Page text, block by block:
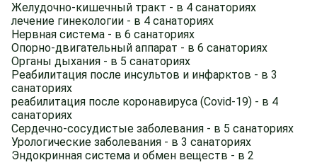
Желудочно-кишечный тракт - в 4 санаториях
лечение гинекологии - в 4 санаториях
Нервная система - в 6 санаториях
Опорно-двигательный аппарат - в 6 санаториях
Органы дыхания - в 5 санаториях
Реабилитация после инсультов и инфарктов - в 3
санаториях
реабилитация после коронавируса (Covid-19) - в 4
санаториях
Сердечно-сосудистые заболевания - в 5 санаториях
Урологические заболевания - в 3 санаториях
Эндокринная система и обмен веществ - в 2